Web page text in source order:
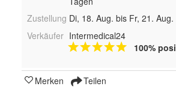
Zustellung Di, 18. Aug. bis Fr, 21. Aug.
Verkäufer Intermedical24
100%
Merken Teilen